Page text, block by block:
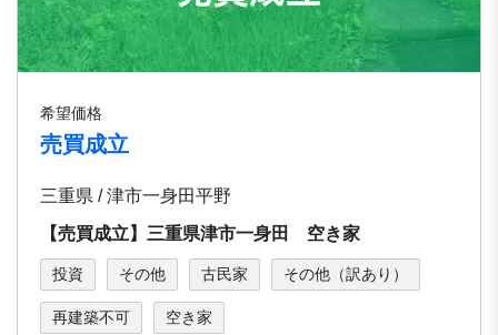
希望価格
売買成立
三重県 / 津市一身田平野
【売買成立】三重県津市一身田 空き家
投資 その他 古民家 その他（訳あり）
再建築不可 空き家